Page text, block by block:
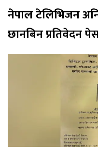
नेपाल टेलिभिजन
छानबिन प्रतिवेदन